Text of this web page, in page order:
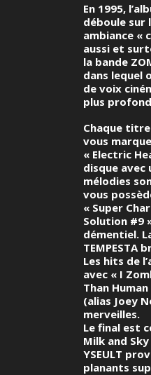
En 1995,
déboule sur
ambiance «
aussi et
la bande
dans lequel
de voix
plus
Chaque
vous
« Electric
disque
mélodies
vous
« Super
Solution #9
démentiel.
TEMPESTA
Les hits de
avec « I
Than
(alias Joey
merveilles.
Le final est
Milk and
YSEULT
planants